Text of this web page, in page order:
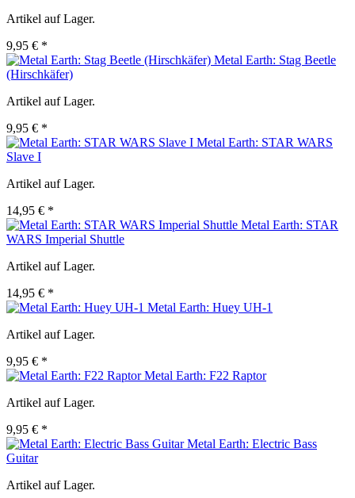
Artikel auf Lager.
9,95 € *
Metal Earth: Stag Beetle
(Hirschkäfer)
Artikel auf Lager.
9,95 € *
Metal Earth: STAR WARS
Slave I
Artikel auf Lager.
14,95 € *
Metal Earth: STAR
WARS Imperial Shuttle
Artikel auf Lager.
14,95 € *
Metal Earth: Huey UH-1
Artikel auf Lager.
9,95 € *
Metal Earth: F22 Raptor
Artikel auf Lager.
9,95 € *
Metal Earth: Electric Bass
Guitar
Artikel auf Lager.